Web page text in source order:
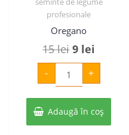
profesionale
Oregano
15leiPrețul
inițial
fost:
15 lei.
9 lei
curent
este:
9 lei.
-
Cantitate
Oregano
+
Adaugă în coș